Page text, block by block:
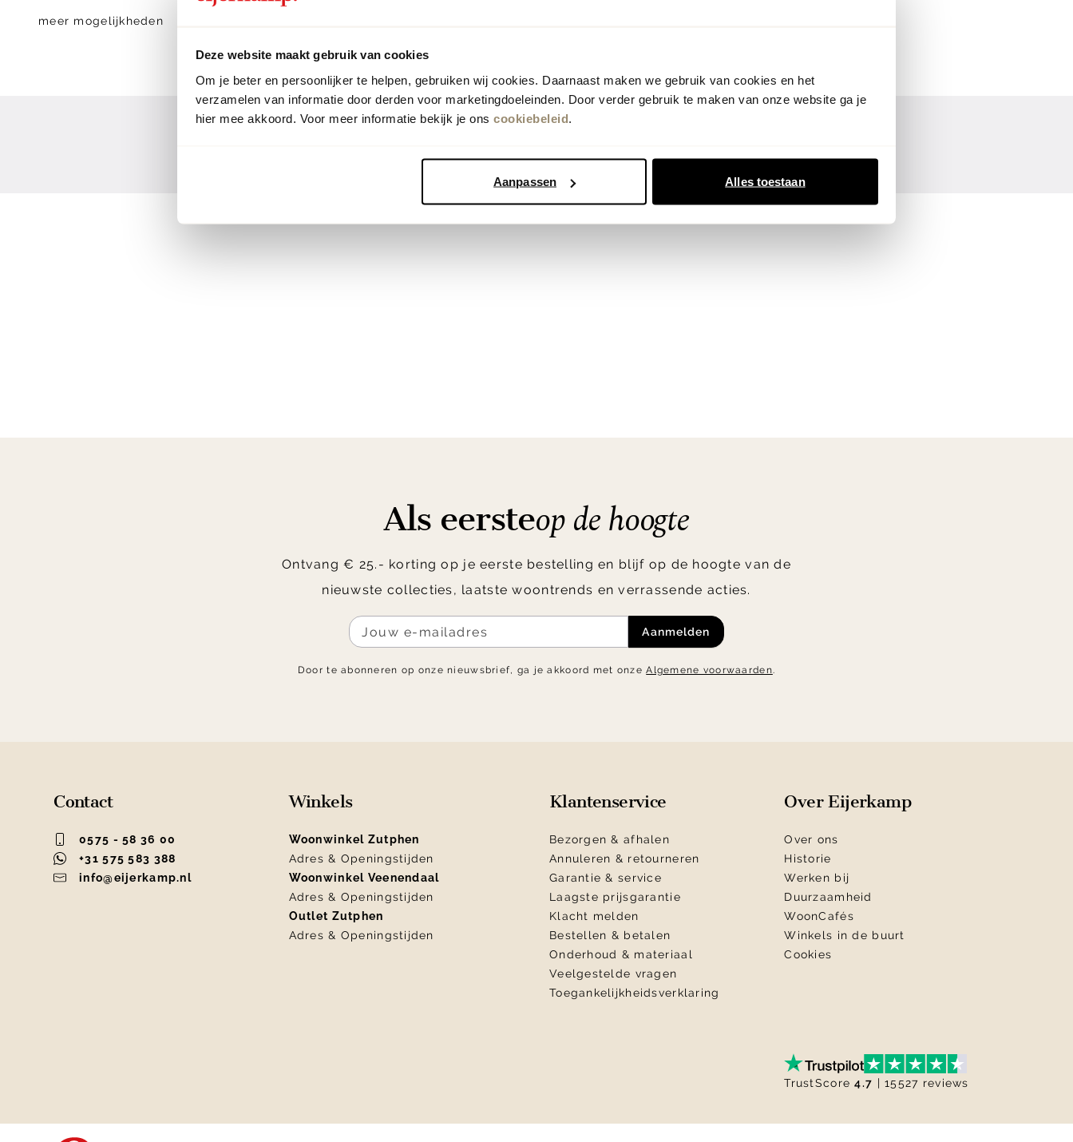
Deze website maakt gebruik van cookies
Om je beter en persoonlijker te helpen, gebruiken wij cookies. Daarnaast maken we gebruik van cookies en het
verzamelen van informatie door derden voor marketingdoeleinden. Door verder gebruik te maken van onze website ga je
hier mee akkoord. Voor meer informatie bekijk je ons cookiebeleid.
Aanpassen Alles toestaan
meer mogelijkheden
Als eersteop de hoogte
Ontvang € 25.- korting op je eerste bestelling en blijf op de hoogte van de
nieuwste collecties, laatste woontrends en verrassende acties.
Aanmelden
Door te abonneren op onze nieuwsbrief, ga je akkoord met onzeAlgemene voorwaarden.
Contact
0575 - 58 36 00
+31 575 583 388
info@eijerkamp.nl
Winkels
Woonwinkel Zutphen
Adres & Openingstijden
Woonwinkel Veenendaal
Adres & Openingstijden
Outlet Zutphen
Adres & Openingstijden
Klantenservice
Bezorgen & afhalen
Annuleren & retourneren
Garantie & service
Laagste prijsgarantie
Klacht melden
Bestellen & betalen
Onderhoud & materiaal
Veelgestelde vragen
Toegankelijkheidsverklaring
Over Eijerkamp
Over ons
Historie
Werken bij
Duurzaamheid
WoonCafés
Winkels in de buurt
Cookies
TrustScore4.7 | 15527 reviews